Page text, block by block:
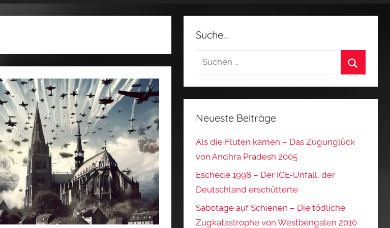
Suche…
Suchen
Neueste Beiträge
Als die Fluten kamen – Das Zugunglück
von Andhra Pradesh 2005
Eschede 1998 – Der ICE‑Unfall, der
Deutschland erschütterte
Sabotage auf Schienen – Die tödliche
Zugkatastrophe von Westbengalen 2010